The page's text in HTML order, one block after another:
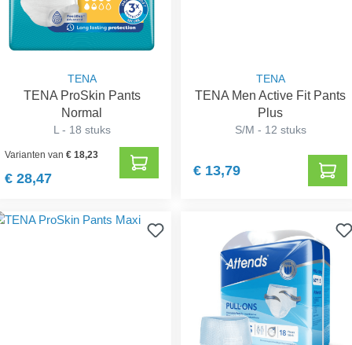
TENA
TENA ProSkin Pants
Normal
L - 18 stuks
Varianten van€ 18,23
€ 28,47
TENA
TENA Men Active Fit Pants
Plus
S/M - 12 stuks
€ 13,79